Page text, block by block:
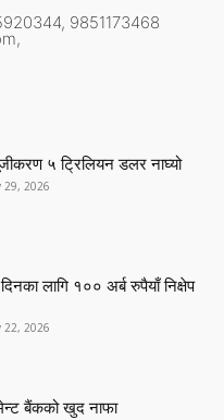
9851173468
५ ट्रिलियन डलर नाघ्यो
29, 2026
लागि १०० अर्ब रुपैयाँ निक्षेप
22, 2026
बैंकको खुद नाफा